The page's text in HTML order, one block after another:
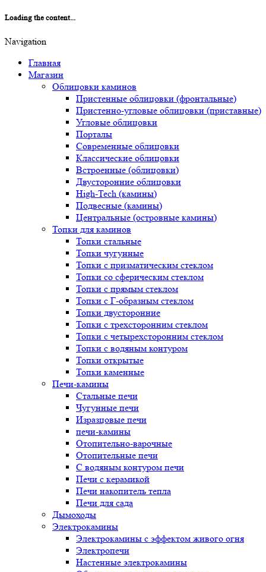
Loading the content...
Navigation
Главная
Магазин
Облицовки каминов
Пристенные облицовки (фронтальные)
Пристенно-угловые облицовки (приставные)
Угловые облицовки
Порталы
Современные облицовки
Классические облицовки
Встроенные (облицовки)
Двусторонние облицовки
High-Tech (камины)
Подвесные (камины)
Центральные (островные камины)
Топки для каминов
Топки стальные
Топки чугунные
Топки с призматическим стеклом
Топки со сферическим стеклом
Топки с прямым стеклом
Топки с Г-образным стеклом
Топки двусторонние
Топки с трехсторонним стеклом
Топки с четырехсторонним стеклом
Топки с водяным контуром
Топки открытые
Топки каменные
Печи-камины
Стальные печи
Чугунные печи
Изразцовые печи
печи-камины
Отопительно-варочные
Отопительные печи
С водяным контуром печи
Печи с керамикой
Печи накопитель тепла
Печи для сада
Дымоходы
Электрокамины
Электрокамины с эффектом живого огня
Электропечи
Настенные электрокамины